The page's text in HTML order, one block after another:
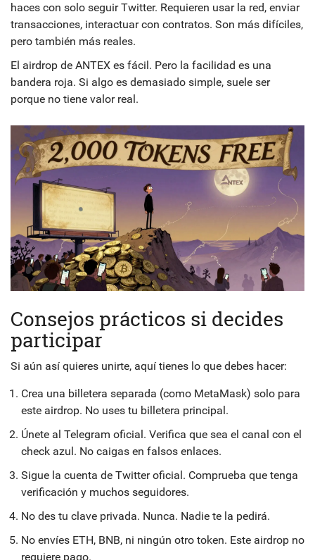
haces con solo seguir Twitter. Requieren usar la red, enviar
transacciones, interactuar con contratos. Son más difíciles,
pero también más reales.
El airdrop de ANTEX es fácil. Pero la facilidad es una
bandera roja. Si algo es demasiado simple, suele ser
porque no tiene valor real.
Consejos prácticos si decides
participar
Si aún así quieres unirte, aquí tienes lo que debes hacer:
Crea una billetera separada (como MetaMask) solo para
este airdrop. No uses tu billetera principal.
Únete al Telegram oficial. Verifica que sea el canal con el
check azul. No caigas en falsos enlaces.
Sigue la cuenta de Twitter oficial. Comprueba que tenga
verificación y muchos seguidores.
No des tu clave privada. Nunca. Nadie te la pedirá.
No envíes ETH, BNB, ni ningún otro token. Este airdrop no
requiere pago.